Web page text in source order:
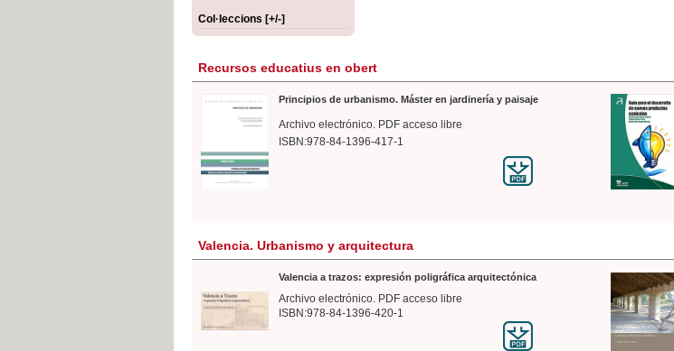
Col·leccions [+/-]
Recursos educatius en obert
Principios de urbanismo. Máster en jardinería y paisaje
Archivo electrónico. PDF acceso libre
ISBN:978-84-1396-417-1
Valencia. Urbanismo y arquitectura
Valencia a trazos: expresión poligráfica arquitectónica
Archivo electrónico. PDF acceso libre
ISBN:978-84-1396-420-1